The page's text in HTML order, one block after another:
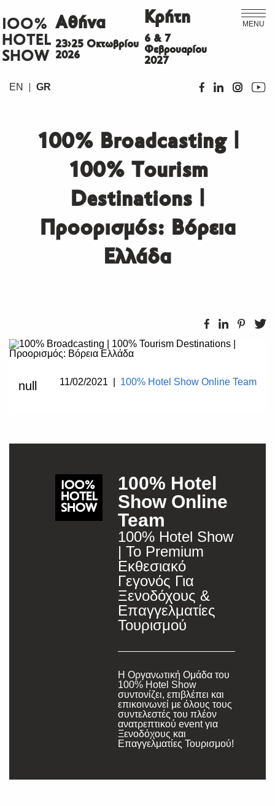
MENU
ΙΟΟ%
HOTEL
SHOW
Αθήνα
23>25 Οκτωβρίου
2026
Κρήτη
6 & 7
Φεβρουαρίου
2027
EN GR
100% Broadcasting |
100% Tourism
Destinations |
Προορισμός: Βόρεια
Ελλάδα
11/02/2021 100% Hotel Show Online Team
null
100% Hotel
Show Online
Team
100% Hotel Show
| Το Premium
Εκθεσιακό
Γεγονός Για
Ξενοδόχους &
Επαγγελματίες
Τουρισμού
Η Οργανωτική Ομάδα του
100% Hotel Show
συντονίζει, επιβλέπει και
επικοινωνεί με όλους τους
συντελεστές του πλέον
ανατρεπτικού event για
Ξενοδόχους και
Επαγγελματίες Τουρισμού!